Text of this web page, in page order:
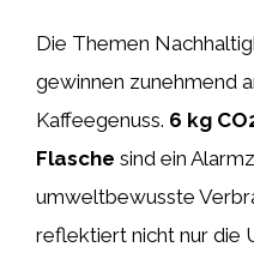
Die Themen
gewinnen zunehmend
Kaffeegenuss. 6 kg
Flasche sind ein
umweltbewusste
reflektiert nicht nur die